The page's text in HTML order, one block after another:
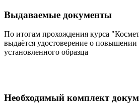
Выдаваемые документы
По итогам прохождения курса
выдаётся удостоверение о
установленного образца
Необходимый комплект